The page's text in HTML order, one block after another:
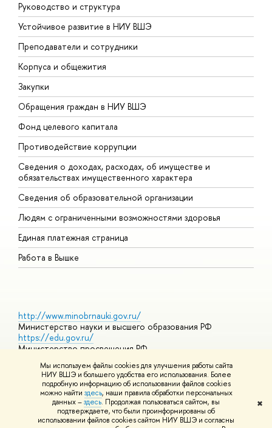
Мы используем файлы cookies для улучшения работы сайта
НИУ ВШЭ и большего удобства его использования. Более
подробную информацию об использовании файлов cookies
можно найти здесь, наши правила обработки персональных
данных –здесь. Продолжая пользоваться сайтом, вы
подтверждаете, что были проинформированы об
использовании файлов cookies сайтом НИУ ВШЭ и согласны
✖
Руководство и структура
Устойчивое развитие в НИУ ВШЭ
Преподаватели и сотрудники
Корпуса и общежития
Закупки
Обращения граждан в НИУ ВШЭ
Фонд целевого капитала
Противодействие коррупции
Сведения о доходах, расходах, об имуществе и
обязательствах имущественного характера
Сведения об образовательной организации
Людям с ограниченными возможностями здоровья
Единая платежная страница
Работа в Вышке
http://www.minobrnauki.gov.ru/
Министерство науки и высшего образования РФ
https://edu.gov.ru/
Министерство просвещения РФ
https://elearning.hse.ru/mooc
Массовые открытые онлайн-курсы
© НИУ ВШЭ 1993–2026 Адреса и контактыУсловия
использования материалов Политика конфиденциальности